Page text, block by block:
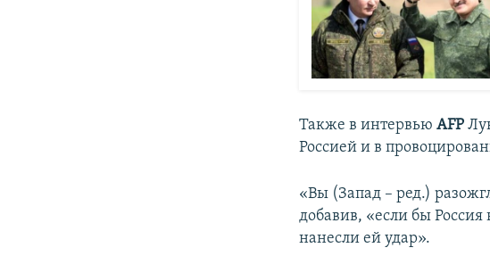
Также в интервьюAFP
Россией и в
«Вы (Запад – ред.)
добавив, «если бы
нанесли ей удар».